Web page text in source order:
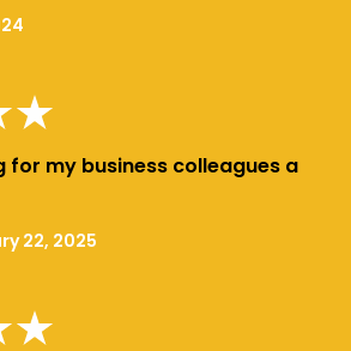
for my business colleagues a
22, 2025